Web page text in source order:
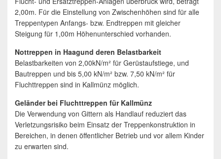
2,00m. Für die Einstellung von Zwischenhöhen sind für alle
Treppentypen Anfangs- bzw. Endtreppen mit gleicher
Steigung für 1,00m Höhenunterschied vorhanden.
Nottreppen in Haagund deren Belastbarkeit
Belastbarkeiten von 2,00kN/m² für Gerüstaufstiege, und
Bautreppen und bis 5,00 kN/m² bzw. 7,50 kN/m² für
Fluchttreppen sind in Kallmünz möglich.
Geländer bei Fluchttreppen für Kallmünz
Die Verwendung von Gittern als Handlauf reduziert das
Verletzungsrisiko beim Einsatz der Treppenkonstruktion in
Bereichen, in denen öffentlicher Betrieb und vor allem Kinder
zu erwarten sind.